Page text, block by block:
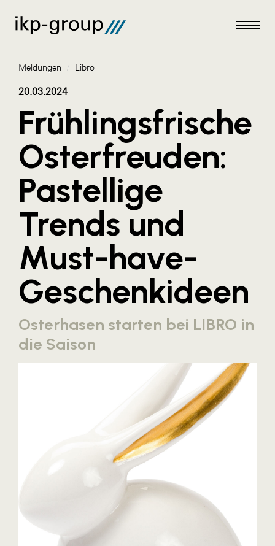
Meldungen
AKTUELLES
ACO
ALEX Krems
Amazon Web Services
Artweger
AustroCel Hallein
Blaguss
Cineplexx
Designer Outlets Parndorf und Salzburg
FG UBIT Salzburg
foodaffairs
Meldungen / Libro
20.03.2024
Frühlingsfrische
Osterfreuden:
Pastellige
Trends und
Must-have-
Geschenkideen
Osterhasen starten bei LIBRO in
die Saison